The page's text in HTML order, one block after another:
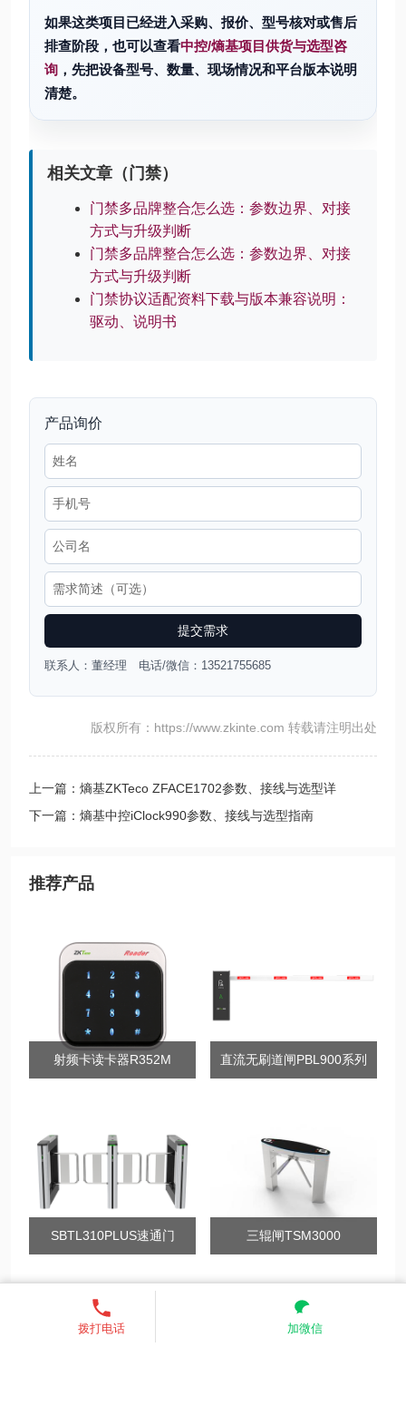
如果这类项目已经进入采购、报价、型号核对或售后
排查阶段，也可以查看中控/熵基项目供货与选型咨
询 ，先把设备型号、数量、现场情况和平台版本说明
清楚。
相关文章（门禁）
门禁多品牌整合怎么选：参数边界、对接
方式与升级判断
门禁多品牌整合怎么选：参数边界、对接
方式与升级判断
门禁协议适配资料下载与版本兼容说明：
驱动、说明书
产品询价
提交需求
联系人：董经理 电话/微信：13521755685
版权所有：https://www.zkinte.com 转载请注明出处
上一篇：熵基ZKTeco ZFACE1702参数、接线与选型详
下一篇：熵基中控iClock990参数、接线与选型指南
推荐产品
射频卡读卡器R352M 直流无刷道闸PBL900系列
SBTL310PLUS速通门 三辊闸TSM3000
拨打电话 加微信
13521755685 发送短信